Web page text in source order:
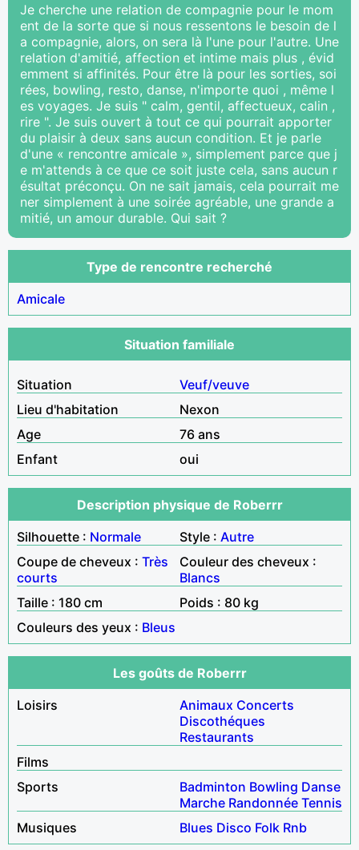
Je cherche une relation de compagnie pour le mom
ent de la sorte que si nous ressentons le besoin de l
a compagnie, alors, on sera là l'une pour l'autre. Une
relation d'amitié, affection et intime mais plus , évid
emment si affinités. Pour être là pour les sorties, soi
rées, bowling, resto, danse, n'importe quoi , même l
es voyages. Je suis " calm, gentil, affectueux, calin ,
rire ". Je suis ouvert à tout ce qui pourrait apporter
du plaisir à deux sans aucun condition. Et je parle
d'une « rencontre amicale », simplement parce que j
e m'attends à ce que ce soit juste cela, sans aucun r
ésultat préconçu. On ne sait jamais, cela pourrait me
ner simplement à une soirée agréable, une grande a
mitié, un amour durable. Qui sait ?
Type de rencontre recherché
Amicale
Situation familiale
Situation
Veuf/veuve
Lieu d'habitation
Nexon
Age
76 ans
Enfant
oui
Description physique de Roberrr
Silhouette : Normale Style : Autre
Coupe de cheveux : Très
courts
Couleur des cheveux :
Blancs
Taille : 180 cm
Poids : 80 kg
Couleurs des yeux : Bleus
Les goûts de Roberrr
Loisirs
Animaux Concerts
Discothéques
Restaurants
Films
Sports
Badminton Bowling Danse
Marche Randonnée Tennis
Musiques
Blues Disco Folk Rnb